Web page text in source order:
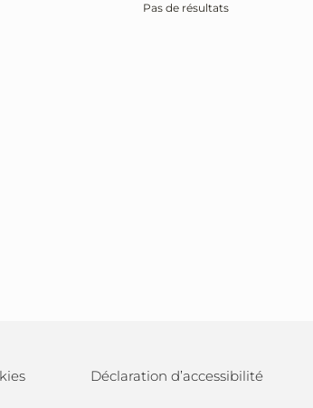
Pas de résultats
Déclaration d’accessibilité